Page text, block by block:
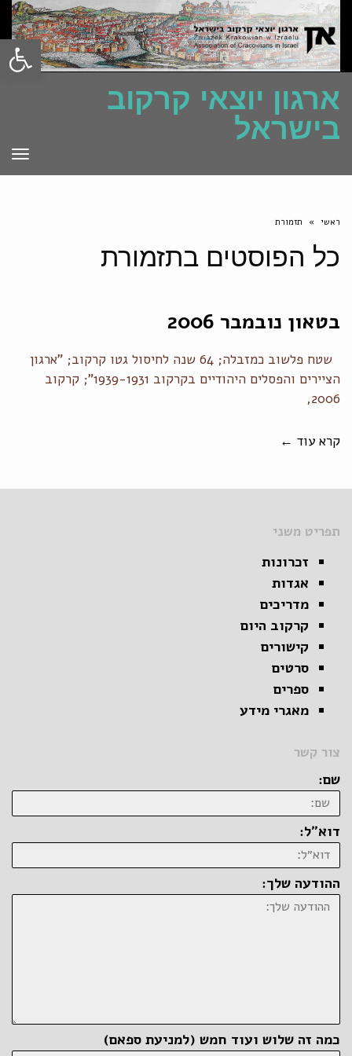
פתח
ארגון יוצאי קרקוב
בישראל
ראשי » תזמורת
כל הפוסטים בתזמורת
בטאון נובמבר 2006
שטח פלשוב כמזבלה; 64 שנה לחיסול גטו קרקוב; "ארגון
הציירים והפסלים היהודיים בקרקוב 1939-1931"; קרקוב
2006,
קרא עוד ←
תפריט משני
זכרונות
אגדות
מדריכים
קרקוב היום
קישורים
סרטים
ספרים
מאגרי מידע
צור קשר
שם:
דוא״ל:
ההודעה שלך:
כמה זה שלוש ועוד חמש (למניעת ספאם)